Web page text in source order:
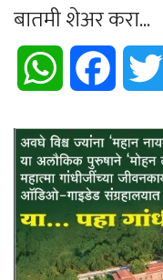
बातमी शेअर करा...
WhatsApp Facebook